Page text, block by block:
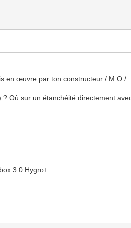
en œuvre par ton constructeur / M.O / ...
Où sur un étanchéité directement
3.0 Hygro+